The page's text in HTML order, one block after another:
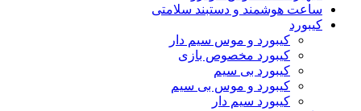
ساعت هوشمند و دستبند سلامتی
کیبورد
کیبورد و موس سیم دار
کیبورد مخصوص بازی
کیبورد بی سیم
کیبورد و موس بی سیم
کیبورد سیم دار